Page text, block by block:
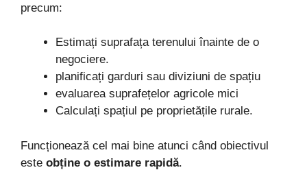
precum:
Estimați suprafața terenului înainte de o
negociere.
planificați garduri sau diviziuni de spațiu
evaluarea suprafețelor agricole mici
Calculați spațiul pe proprietățile rurale.
Funcționează cel mai bine atunci când obiectivul
este obține o estimare rapidă.